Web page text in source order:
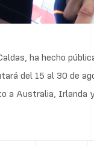
ha hecho
del 15 al 30 de
a Australia, Irlanda